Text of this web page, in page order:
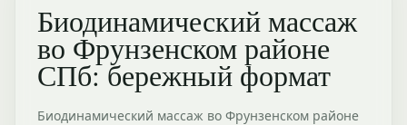
Биодинамический массаж
во Фрунзенском районе
СПб: бережный формат
Биодинамический массаж во Фрунзенском районе